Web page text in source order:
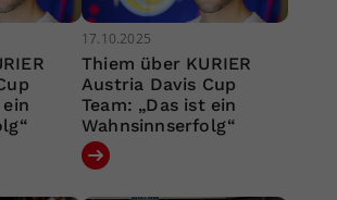
17.10.2025
Thiem über KURIER
Austria Davis Cup
Team: „Das ist ein
Wahnsinnserfolg“